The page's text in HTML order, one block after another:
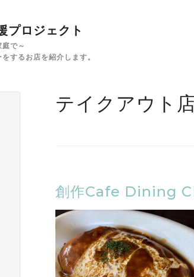
プロジェクト
で～
するお店を紹介します。
テイクアウト
創作Cafe Dining